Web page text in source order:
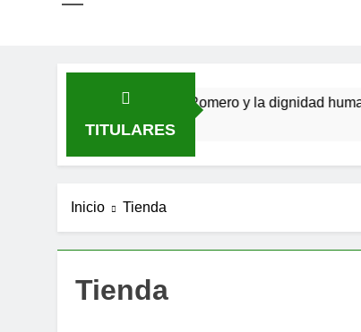
TITULARES
San Óscar Romero y la dignidad humana
4 Meses Atrás
Inicio Tienda
Tienda